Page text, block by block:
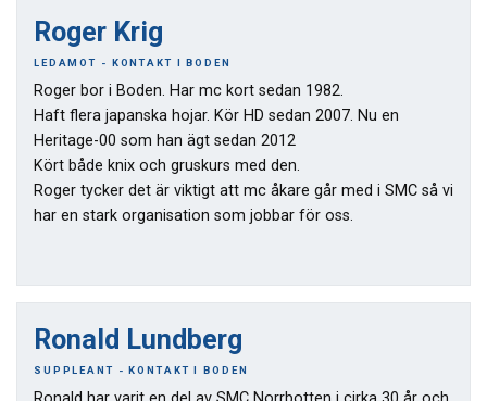
Roger Krig
LEDAMOT - KONTAKT I BODEN
Roger bor i Boden. Har mc kort sedan 1982.
Haft flera japanska hojar. Kör HD sedan 2007. Nu en
Heritage-00 som han ägt sedan 2012
Kört både knix och gruskurs med den.
Roger tycker det är viktigt att mc åkare går med i SMC så vi
har en stark organisation som jobbar för oss.
Ronald Lundberg
SUPPLEANT - KONTAKT I BODEN